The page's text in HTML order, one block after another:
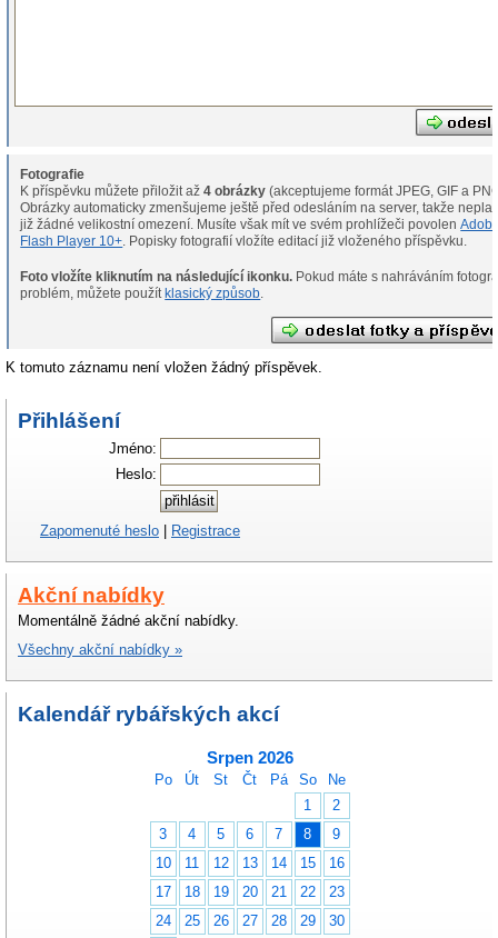
Fotografie
K příspěvku můžete přiložit až4 obrázky (akceptujeme formát JPEG, GIF a
Obrázky automaticky zmenšujeme ještě před odesláním na server, takže
již žádné velikostní omezení. Musíte však mít ve svém prohlížeči povolen
Flash Player 10+ . Popisky fotografií vložíte editací již vloženého příspěvku.
Foto vložíte kliknutím na následující ikonku.
problém, můžete použítklasický způsob.
K tomuto záznamu není vložen žádný příspěvek.
Přihlášení
Jméno:
Heslo:
Zapomenuté heslo | Registrace
Akční nabídky
Momentálně žádné akční nabídky.
Všechny akční nabídky »
Kalendář rybářských akcí
Srpen 2026
Po Út St Čt Pá So
Ne
1
2
3
4 5 6 7 8
9
10
11 12 13 14 15
16
17
18 19 20 21 22
23
24
25 26 27 28 29 30